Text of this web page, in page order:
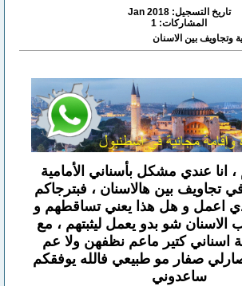
تاريخ التسجيل: Jan 2018
المشاركات: 1
وتجاويف بين الاسنان
، انا عندي مشكل بأسناني الأمامية
تجاويف بين هالاسنان ، فبترجاكم
اعمل و هل هذا يعني تساقطهم و
الاسنان شو بدو يعمل ليثبتهم ، مع
اسناني كتير ماعم نظفهن ولا عم
صفار مو طبيعي فالله يوفقكم
ساعدوني